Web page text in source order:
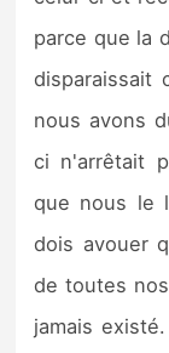
parce que la
disparaissait
nous avons
ci n'arrêtait
que nous le
dois avouer
de toutes
jamais